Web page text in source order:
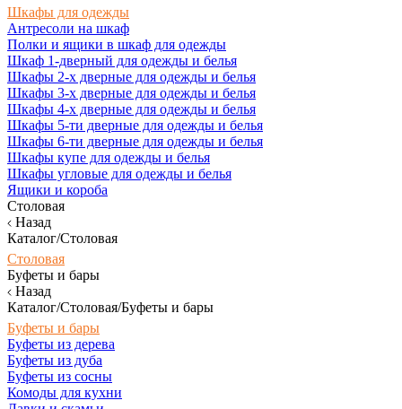
Шкафы для одежды
Антресоли на шкаф
Полки и ящики в шкаф для одежды
Шкаф 1-дверный для одежды и белья
Шкафы 2-х дверные для одежды и белья
Шкафы 3-х дверные для одежды и белья
Шкафы 4-х дверные для одежды и белья
Шкафы 5-ти дверные для одежды и белья
Шкафы 6-ти дверные для одежды и белья
Шкафы купе для одежды и белья
Шкафы угловые для одежды и белья
Ящики и короба
Столовая
Назад
Каталог/Столовая
Столовая
Буфеты и бары
Назад
Каталог/Столовая/Буфеты и бары
Буфеты и бары
Буфеты из дерева
Буфеты из дуба
Буфеты из сосны
Комоды для кухни